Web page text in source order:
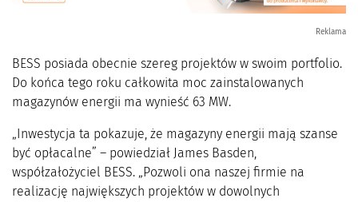
Reklama
BESS posiada obecnie szereg projektów w swoim portfolio.
Do końca tego roku całkowita moc zainstalowanych
magazynów energii ma wynieść 63 MW.
„Inwestycja ta pokazuje, że magazyny energii mają szanse
być opłacalne” – powiedział James Basden,
współzałożyciel BESS. „Pozwoli ona naszej firmie na
realizację największych projektów w dowolnych